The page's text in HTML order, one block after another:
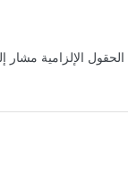
الحقول الإلزامية مشار